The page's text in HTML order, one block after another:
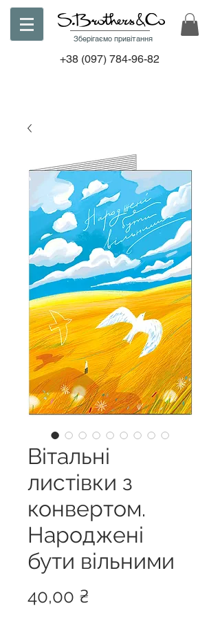
Зберігаємо привітання
+38 (097) 784-96-82
Вітальні
листівки з
конвертом.
Народжені
бути вільними
40,00 ₴